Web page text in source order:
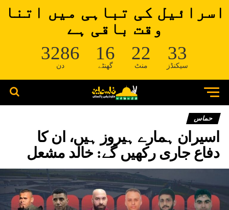
اسرائیل کی تباہی میں اتنا
وقت باقی ہے
3286
دن
16
گھنٹے
22
منٹ
33
سیکنڈز
حماس
اسیران ہمارے ہیروز ہیں، ان کا
دفاع جاری رکھیں گے: خالد مشعل